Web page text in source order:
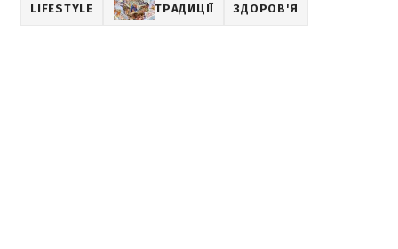
LIFESTYLE ТРАДИЦІЇ ЗДОРОВ'Я